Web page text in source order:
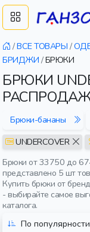
/ВСЕ ТОВАРЫ /
БРИДЖИ /БРЮКИ
БРЮКИ
Брюки-бананы
UNDERCOVER
Брюки от 33750 до
представлено 5 шт
Купить брюки от
- выбирайте самое
каталога.
По популярности